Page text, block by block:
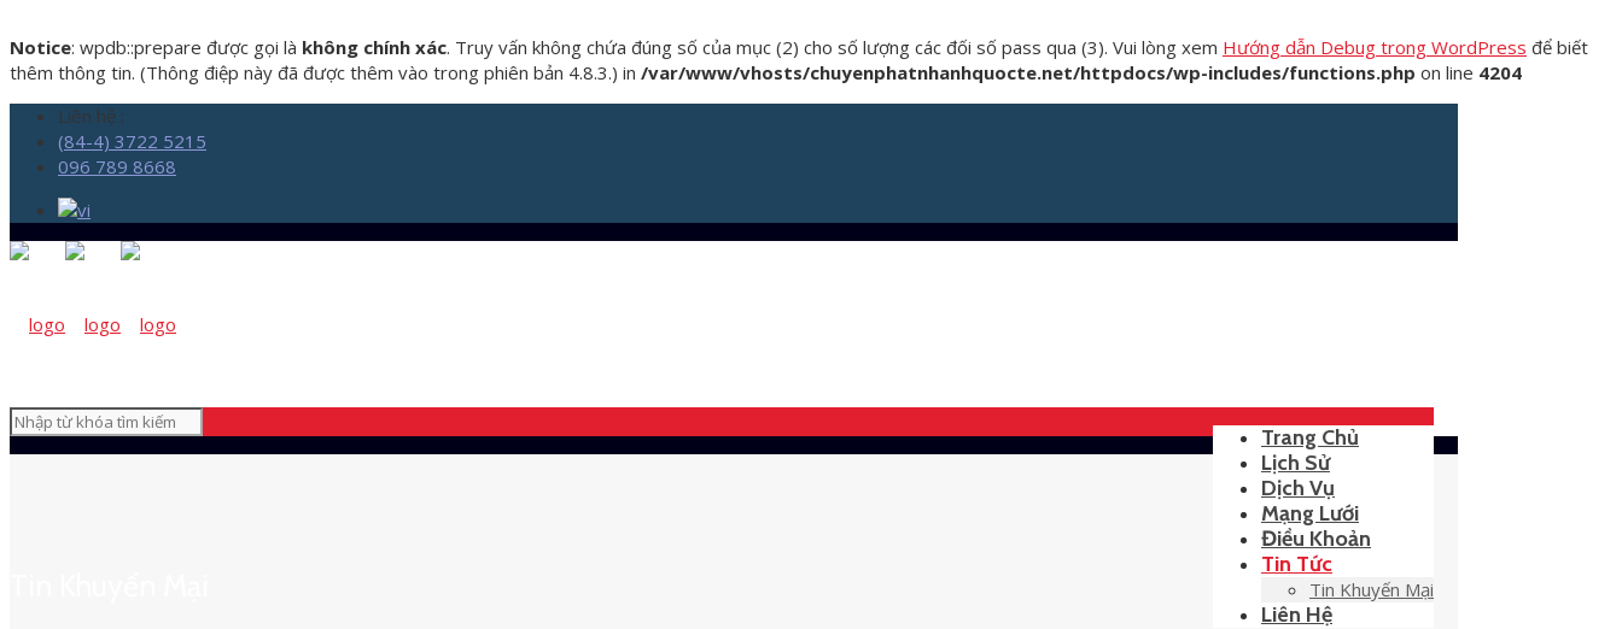
Notice: wpdb::prepare được gọi là không chính xác. Truy vấn không chứa đúng số của mục (2) cho số lượng các đối số pass qua (3). Vui lòng xem Hướng dẫn Debug trong WordPress để biết
thêm thông tin. (Thông điệp này đã được thêm vào trong phiên bản 4.8.3.) in /var/www/vhosts/chuyenphatnhanhquocte.net/httpdocs/wp-includes/functions.php on line 4204
Liên hệ :
(84-4) 3722 5215
096 789 8668
Trang Chủ
Lịch Sử
Dịch Vụ
Mạng Lưới
Điều Khoản
Tin Tức
Tin Khuyến Mại
Liên Hệ